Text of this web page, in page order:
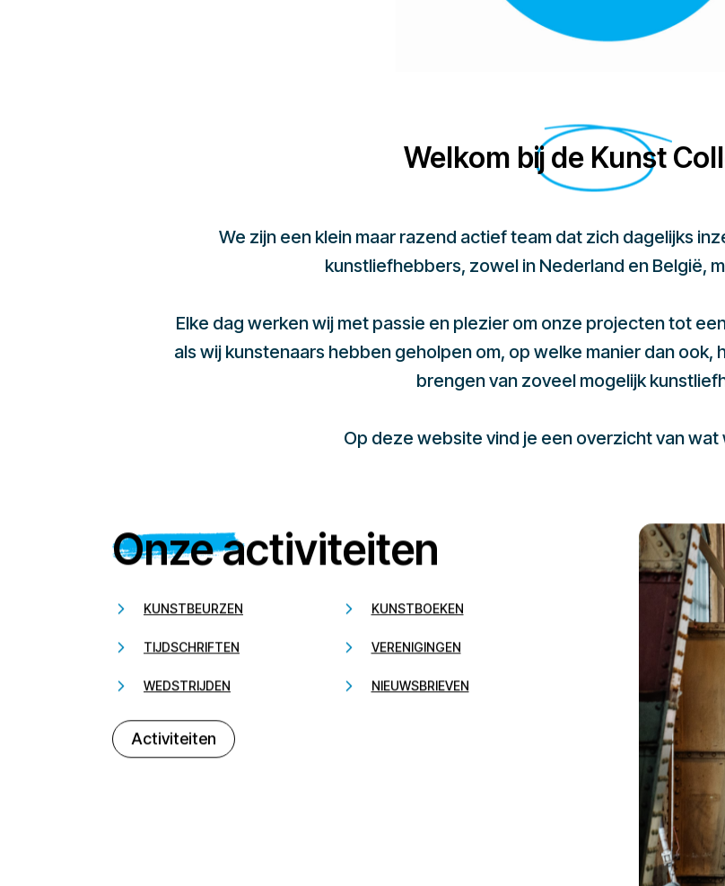
Welkom bij de Kunst
We zijn een klein maar razend actief team dat zich dagelijks
kunstliefhebbers, zowel in Nederland en België,
Elke dag werken wij met passie en plezier om onze projecten tot
als wij kunstenaars hebben geholpen om, op welke manier dan
brengen van zoveel mogelijk
Op deze website vind je een overzicht van wat
Onze activiteiten
KUNSTBEURZEN KUNSTBOEKEN
TIJDSCHRIFTEN VERENIGINGEN
WEDSTRIJDEN NIEUWSBRIEVEN
Activiteiten